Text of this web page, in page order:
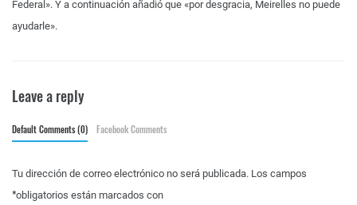
Federal». Y a continuación añadió que «por desgracia, Meirelles no puede
ayudarle».
Leave a reply
Default Comments (0) Facebook Comments
Tu dirección de correo electrónico no será publicada. Los campos
obligatorios están marcados con
*